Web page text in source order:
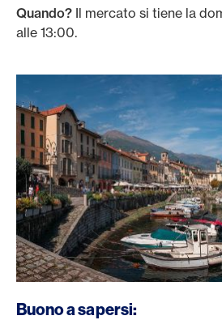
Quando? Il mercato si tiene la
alle 13:00.
Buono a sapersi: